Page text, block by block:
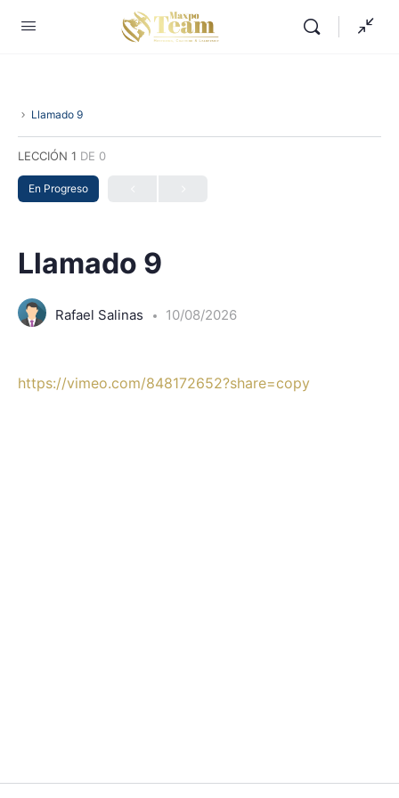
Llamado 9
LECCIÓN 1 DE 0
En Progreso
Llamado 9
Rafael Salinas 10/08/2026
https://vimeo.com/848172652?share=copy